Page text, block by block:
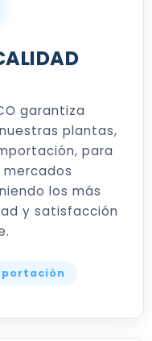
garantiza
plantas,
para
mercados
los más
y satisfacción